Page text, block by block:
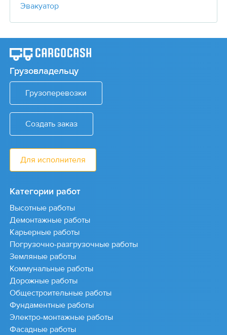
Эвакуатор
Грузовладельцу
Грузоперевозки
Создать заказ
Для исполнителя
Категории работ
Высотные работы
Демонтажные работы
Карьерные работы
Погрузочно-разгрузочные работы
Земляные работы
Коммунальные работы
Дорожные работы
Общестроительные работы
Фундаментные работы
Электро-монтажные работы
Фасадные работы